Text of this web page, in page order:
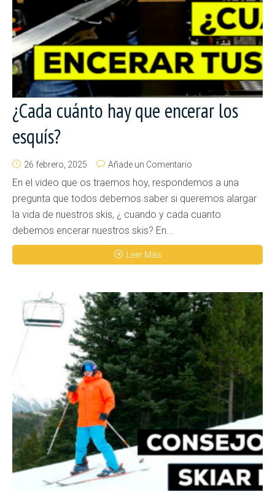
¿Cada cuánto hay que encerar los
esquís?
26 febrero, 2025 Añade un Comentario
En el video que os traemos hoy, respondemos a una
pregunta que todos debemos saber si queremos alargar
la vida de nuestros skis, ¿ cuando y cada cuanto
debemos encerar nuestros skis? En...
Leer Más